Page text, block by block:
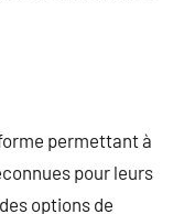
permettant à
pour leurs
options de